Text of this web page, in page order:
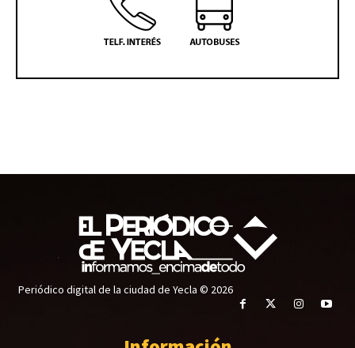
Periódico digital de la ciudad de Yecla © 2026